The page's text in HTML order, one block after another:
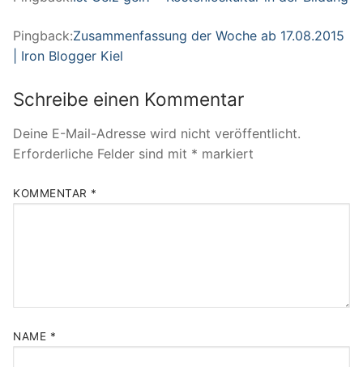
Pingback:Zusammenfassung der Woche ab 17.08.2015
| Iron Blogger Kiel
Schreibe einen Kommentar
Deine E-Mail-Adresse wird nicht veröffentlicht.
Erforderliche Felder sind mit * markiert
KOMMENTAR *
NAME *